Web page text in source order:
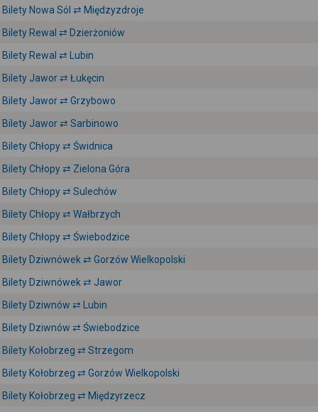
Bilety Nowa Sól ⇄ Międzyzdroje
Bilety Rewal ⇄ Dzierżoniów
Bilety Rewal ⇄ Lubin
Bilety Jawor ⇄ Łukęcin
Bilety Jawor ⇄ Grzybowo
Bilety Jawor ⇄ Sarbinowo
Bilety Chłopy ⇄ Świdnica
Bilety Chłopy ⇄ Zielona Góra
Bilety Chłopy ⇄ Sulechów
Bilety Chłopy ⇄ Wałbrzych
Bilety Chłopy ⇄ Świebodzice
Bilety Dziwnówek ⇄ Gorzów Wielkopolski
Bilety Dziwnówek ⇄ Jawor
Bilety Dziwnów ⇄ Lubin
Bilety Dziwnów ⇄ Świebodzice
Bilety Kołobrzeg ⇄ Strzegom
Bilety Kołobrzeg ⇄ Gorzów Wielkopolski
Bilety Kołobrzeg ⇄ Międzyrzecz